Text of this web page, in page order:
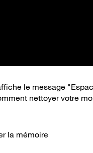
le message
nettoyer votre
la mémoire